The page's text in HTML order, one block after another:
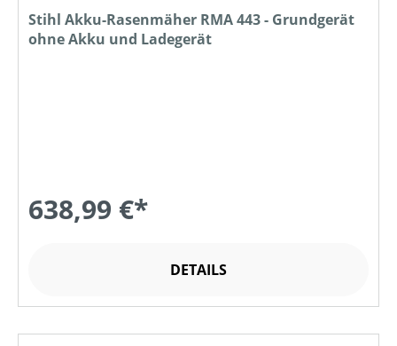
Stihl Akku-Rasenmäher RMA 443 - Grundgerät
ohne Akku und Ladegerät
638,99 €*
DETAILS